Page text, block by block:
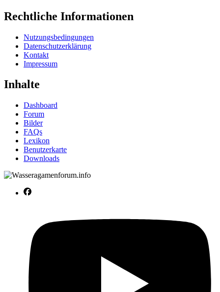
Rechtliche Informationen
Nutzungsbedingungen
Datenschutzerklärung
Kontakt
Impressum
Inhalte
Dashboard
Forum
Bilder
FAQs
Lexikon
Benutzerkarte
Downloads